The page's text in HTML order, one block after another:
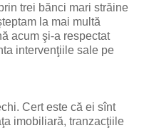
trei bănci mari străine
la mai multă
acum şi-a respectat
intervenţiile sale pe
Cert este că ei sînt
imobiliară, tranzacţiile